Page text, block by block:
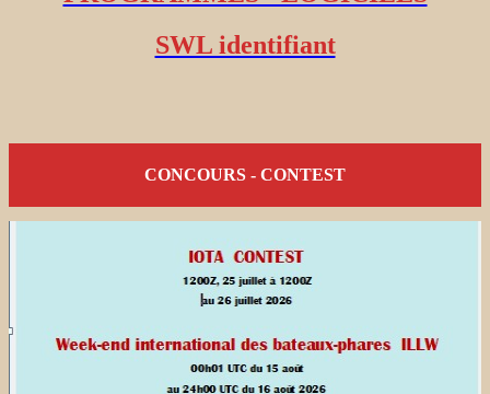
SWL identifiant
CONCOURS - CONTEST